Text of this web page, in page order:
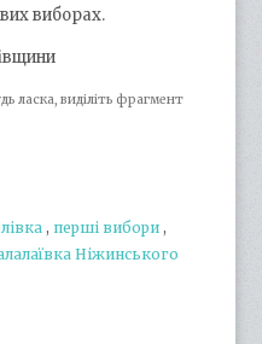
виборах.
ласка, виділіть фрагмент
, перші вибори ,
Ніжинського